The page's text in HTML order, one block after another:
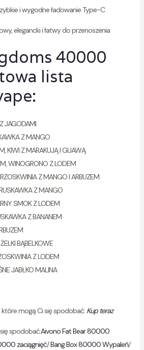
i wygodne ładowanie Type-C
elegancki i łatwy do przenoszenia
40000
lista
JAGODAMI
Z MANGO
KIWI Z MARAKUJĄ I GUAWĄ
WINOGRONO Z LODEM
Z MANGO I ARBUZEM
Z MANGO
SMOK Z LODEM
Z BANANEM
BĄBELKOWE
Z LODEM
JABŁKO MALINA
mogą Ci się spodobać:Kup teraz
spodobać:Aivono Fat Bear 80000
zaciągnięć/Bang Box 80000 Wypaleń/